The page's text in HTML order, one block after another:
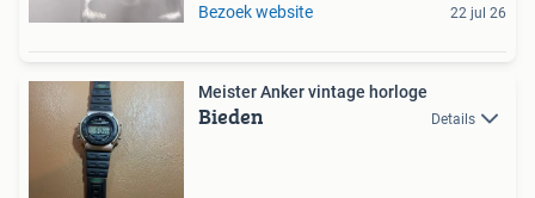
Bezoek website 22 jul 26
Meister Anker vintage horloge
Bieden Details